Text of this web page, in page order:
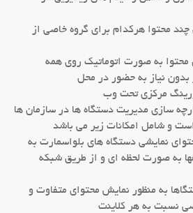
چند محتوا هرکدام برای گروه خاصی از
محتوا به صورت اتوماتیک روی همه
بدون نیاز به حضور در محل
مرکزی تحت وب
سازی مدیریت دستگاه ها در سازمان ها
و شامل امکانات زیر می باشد
نمایشی دستگاه های بلواسمارت به
به صورت لحظه ای و از طریق شبکه
به منظور نمایش محتوای متفاوت و
نسبت به هر کلاینت